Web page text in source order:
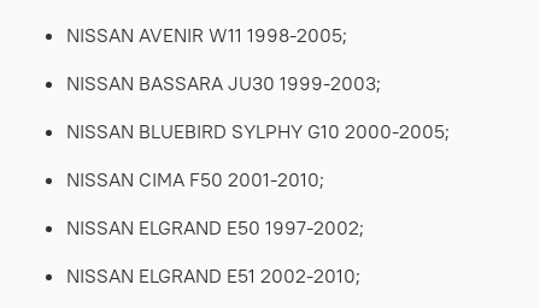
NISSAN AVENIR W11 1998-2005;
NISSAN BASSARA JU30 1999-2003;
NISSAN BLUEBIRD SYLPHY G10 2000-2005;
NISSAN CIMA F50 2001-2010;
NISSAN ELGRAND E50 1997-2002;
NISSAN ELGRAND E51 2002-2010;